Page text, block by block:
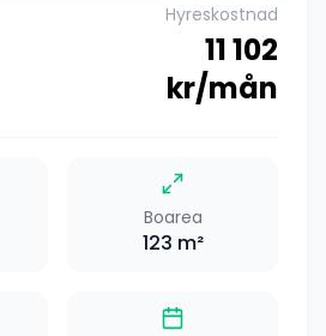
Hyreskostnad
11 102
kr/mån
Boarea
123 m²